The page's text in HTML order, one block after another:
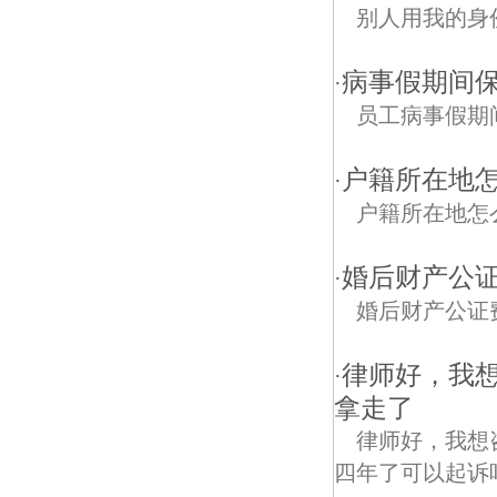
别人用我的
·病事假期间
员工病事假
· 户籍所在地
户籍所在地怎
·婚后财产公
婚后财产公证
·律师好，我
拿走了
律师好，我想
四年了可以起诉